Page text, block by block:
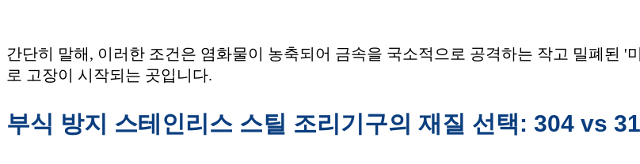
간단히 말해, 이러한 조건은 염화물이 농축되어 금속을 국소적으로 공격하는 작고 밀폐된 '
로 고장이 시작되는 곳입니다.
부식 방지 스테인리스 스틸 조리기구의 재질 선택: 304 vs